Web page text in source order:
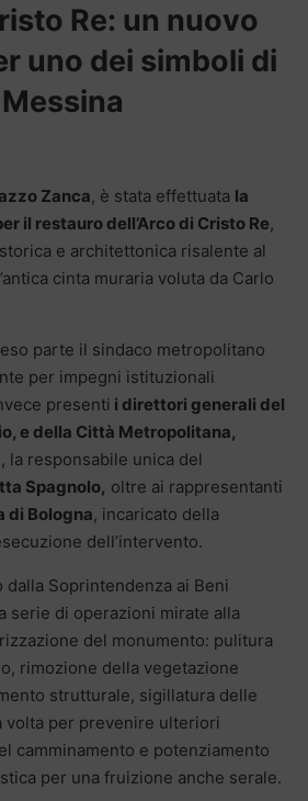
Re: un nuovo
uno dei simboli di
Messina
Zanca, è stata effettuata la
il restauro dell’Arco di Cristo Re,
e architettonica risalente al
cinta muraria voluta da Carlo
parte il sindaco metropolitano
per impegni istituzionali
presenti i direttori generali del
e della Città Metropolitana,
, la responsabile unica del
Spagnolo, oltre ai rappresentanti
di Bologna, incaricato della
dell’intervento.
dalla Soprintendenza ai Beni
serie di operazioni mirate alla
del monumento: pulitura
rimozione della vegetazione
strutturale, sigillatura delle
volta per prevenire ulteriori
camminamento e potenziamento
per una fruizione anche serale.